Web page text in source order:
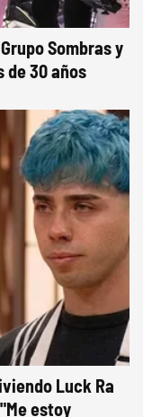
Sombras y
de 30 años
Luck Ra
estoy